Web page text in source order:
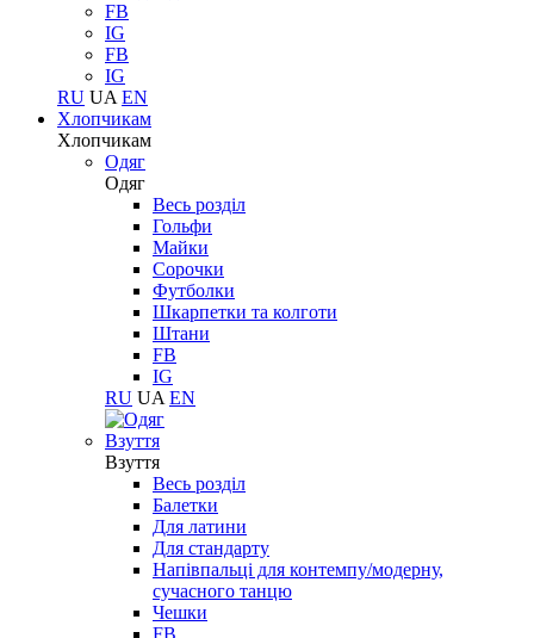
FB
IG
FB
IG
RU UA EN
Хлопчикам
Хлопчикам
Одяг
Одяг
Весь розділ
Гольфи
Майки
Сорочки
Футболки
Шкарпетки та колготи
Штани
FB
IG
RU UA EN
Взуття
Взуття
Весь розділ
Балетки
Для латини
Для стандарту
Напівпальці для контемпу/модерну,
сучасного танцю
Чешки
FB